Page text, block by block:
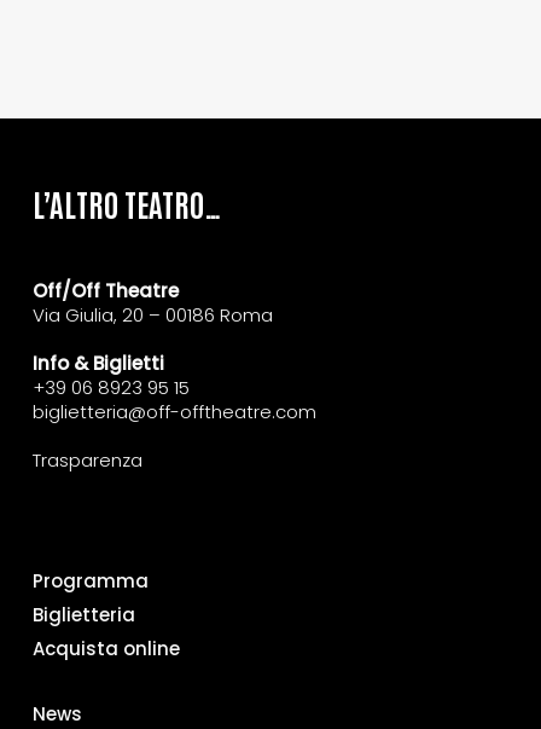
L’ALTRO TEATRO…
Off/Off Theatre
Via Giulia, 20 – 00186 Roma
Info & Biglietti
+39 06 8923 95 15
biglietteria@off-offtheatre.com
Trasparenza
Programma
Biglietteria
Acquista online
News